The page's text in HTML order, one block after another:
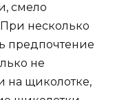
смело
несколько
предпочтение
не
на щиколотке,